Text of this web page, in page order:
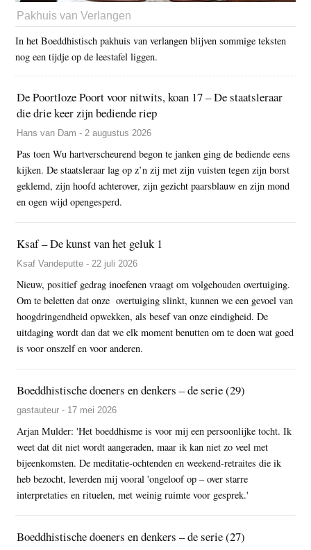
Pakhuis van Verlangen
In het Boeddhistisch pakhuis van verlangen blijven sommige teksten
nog een tijdje op de leestafel liggen.
De Poortloze Poort voor nitwits, koan 17 – De staatsleraar
die drie keer zijn bediende riep
Hans van Dam - 2 augustus 2026
Pas toen Wu hartverscheurend begon te janken ging de bediende eens
kijken. De staatsleraar lag op z’n zij met zijn vuisten tegen zijn borst
geklemd, zijn hoofd achterover, zijn gezicht paarsblauw en zijn mond
en ogen wijd opengesperd.
Ksaf – De kunst van het geluk 1
Ksaf Vandeputte - 22 juli 2026
Nieuw, positief gedrag inoefenen vraagt om volgehouden overtuiging.
Om te beletten dat onze overtuiging slinkt, kunnen we een gevoel van
hoogdringendheid opwekken, als besef van onze eindigheid. De
uitdaging wordt dan dat we elk moment benutten om te doen wat goed
is voor onszelf en voor anderen.
Boeddhistische doeners en denkers – de serie (29)
gastauteur - 17 mei 2026
Arjan Mulder: 'Het boeddhisme is voor mij een persoonlijke tocht. Ik
weet dat dit niet wordt aangeraden, maar ik kan niet zo veel met
bijeenkomsten. De meditatie-ochtenden en weekend-retraites die ik
heb bezocht, leverden mij vooral 'ongeloof op – over starre
interpretaties en rituelen, met weinig ruimte voor gesprek.'
Boeddhistische doeners en denkers – de serie (27)